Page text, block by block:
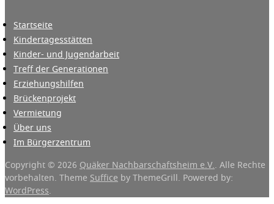
Startseite
Kindertagesstätten
Kinder- und Jugendarbeit
Treff der Generationen
Erziehungshilfen
Brückenprojekt
Vermietung
Über uns
Im Bürgerzentrum
Copyright © 2026 Quäker Nachbarschaftsheim e.V.. Alle Rechte
vorbehalten. Theme Suffice by ThemeGrill. Powered by:
WordPress.